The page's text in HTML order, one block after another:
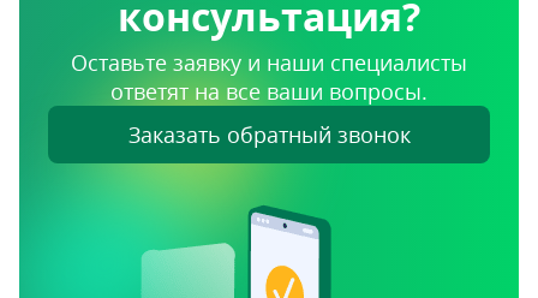
консультация?
Оставьте заявку и наши специалисты
ответят на все ваши вопросы.
Заказать обратный звонок